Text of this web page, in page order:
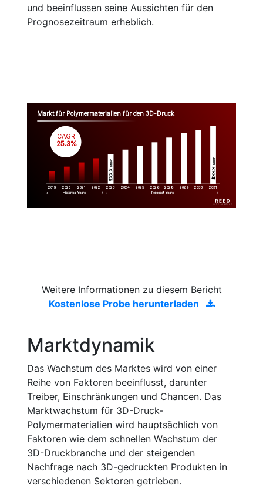
und beeinflussen seine Aussichten für den
Prognosezeitraum erheblich.
Markt für Polymermaterialien für den 3D-Druck
2019 2020 2021 2022 2023 2024 2025 2026 2028 2029 2030 2031
$XX.X
Million
$XX.X
Million
CAGR
25.3%
Historical Years Forecast Years
Weitere Informationen zu diesem Bericht
Kostenlose Probe herunterladen
Marktdynamik
Das Wachstum des Marktes wird von einer
Reihe von Faktoren beeinflusst, darunter
Treiber, Einschränkungen und Chancen. Das
Marktwachstum für 3D-Druck-
Polymermaterialien wird hauptsächlich von
Faktoren wie dem schnellen Wachstum der
3D-Druckbranche und der steigenden
Nachfrage nach 3D-gedruckten Produkten in
verschiedenen Sektoren getrieben.